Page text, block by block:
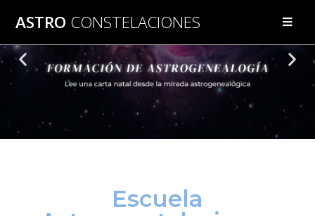
ASTRO CONSTELACIONES
Escuela